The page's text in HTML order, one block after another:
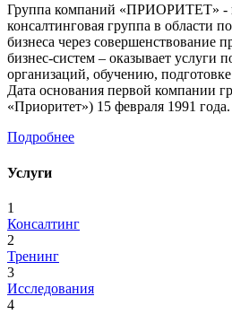
Группа компаний «ПРИОРИТЕТ» -
консалтинговая группа в области
бизнеса через совершенствование
бизнес-систем – оказывает услуги
организаций, обучению,
Дата основания первой
«Приоритет») 15 февраля 1991 года.
Подробнее
Услуги
1
Консалтинг
2
Тренинг
3
Исследования
4